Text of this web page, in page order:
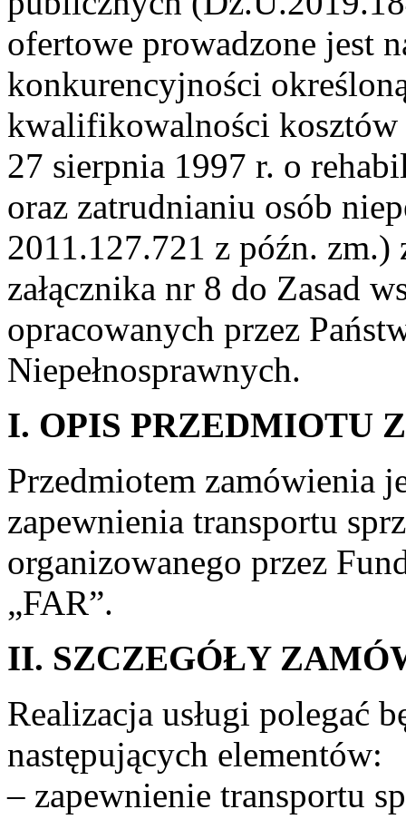
ofertowe prowadzone jest
konkurencyjności
kwalifikowalności kosztów
27 sierpnia 1997 r. o
oraz zatrudnianiu osób
2011.127.721 z późn.
załącznika nr 8 do Zasad
opracowanych przez
Niepełnosprawnych.
I. OPIS PRZEDMIOTU
Przedmiotem zamówienia
zapewnienia transportu
organizowanego przez
„FAR”.
II. SZCZEGÓŁY
Realizacja usługi polegać
następujących elementów:
– zapewnienie transportu